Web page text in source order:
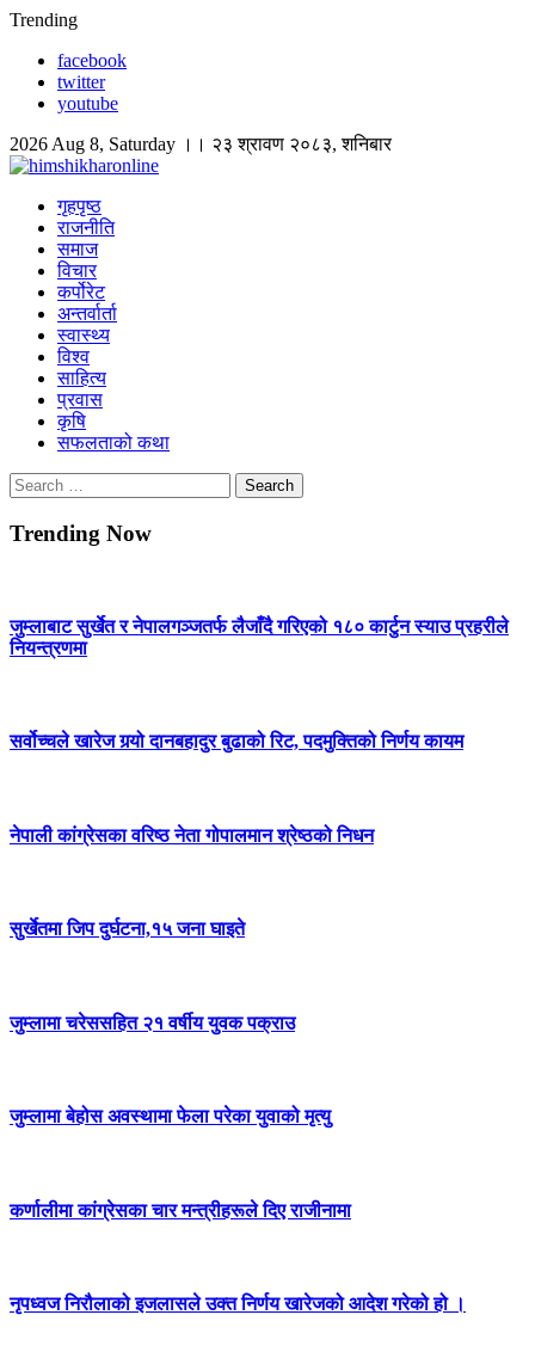
Skip
content
Trending
facebook
twitter
youtube
2026 Aug 8, Saturday ।। २३ श्रावण २०८३, शनिबार
Himshikhar Online
गृहपृष्ठ
राजनीति
समाज
विचार
कर्पोरेट
अन्तर्वार्ता
स्वास्थ्य
विश्व
साहित्य
प्रवास
कृषि
सफलताको कथा
Search
for:
Trending Now
जुम्लाबाट सुर्खेत र नेपालगञ्जतर्फ लैजाँदै गरिएको १८० कार्टुन स्याउ प्रहरीले
नियन्त्रणमा
सर्वोच्चले खारेज गर्‍यो दानबहादुर बुढाको रिट, पदमुक्तिको निर्णय कायम
नेपाली कांग्रेसका वरिष्ठ नेता गोपालमान श्रेष्ठको निधन
सुर्खेतमा जिप दुर्घटना,१५ जना घाइते
जुम्लामा चरेससहित २१ वर्षीय युवक पक्राउ
जुम्लामा बेहोस अवस्थामा फेला परेका युवाको मृत्यु
कर्णालीमा कांग्रेसका चार मन्त्रीहरूले दिए राजीनामा
नृपध्वज निरौलाको इजलासले उक्त निर्णय खारेजको आदेश गरेको हो ।